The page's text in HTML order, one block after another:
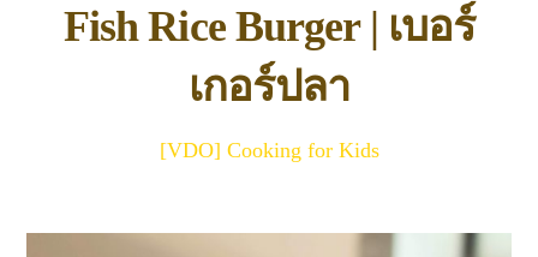
Fish Rice Burger | เบอร์
เกอร์ปลา
[VDO] Cooking for Kids